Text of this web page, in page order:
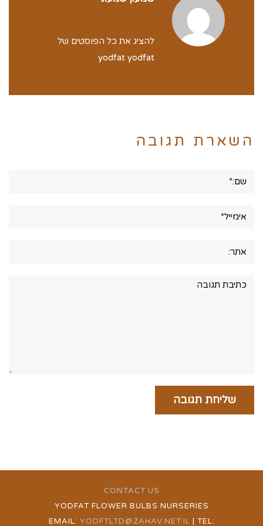
להציג את כל הפוסטים של
yodfat yodfat
השארת תגובה
CONTACT US
YODFAT FLOWER BULBS NURSERIES
EMAIL: YODFTLTD@ZAHAV.NET.IL | TEL: